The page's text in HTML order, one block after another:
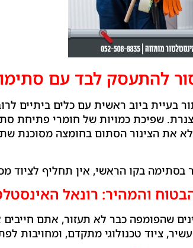
להתעסק לבד עם
בעיית ביוב ראשית עם כלים ביתיים
שפיכת כמויות של חומרי פתיחת
את הצינור הסתום בחומצה מסוכנת
בסתימה בקו הראשי, אין תחליף לציוד
והמהיר: רונאל
שהפומפה כבר לא תעזור, אתם
עשיר, ציוד טכנולוגי מתקדם, ומחויבות